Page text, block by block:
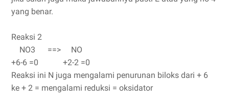
yang benar.
Reaksi 2
NO3 ==> NO
+6-6 =0 +2-2 =0
Reaksi ini N juga mengalami penurunan biloks dari + 6
ke + 2 = mengalami reduksi = oksidator